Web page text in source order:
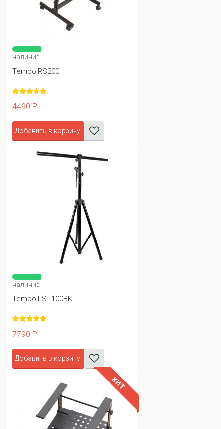
ХИТ
наличие
Tempo LST100BK
7790 Р
Добавить в корзину
наличие
Tempo RS200
4490 Р
Добавить в корзину